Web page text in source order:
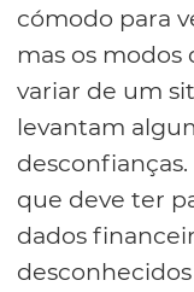
cómodo para
mas os
variar de um
levantam
que deve ter
dados